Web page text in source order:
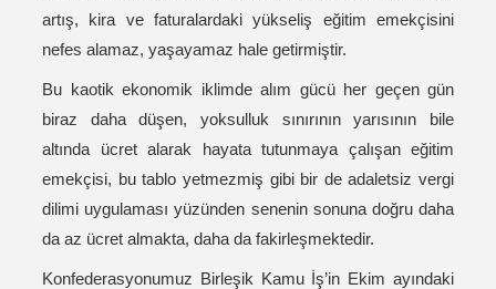
artış, kira ve faturalardaki yükseliş eğitim emekçisini
nefes alamaz, yaşayamaz hale getirmiştir.
Bu kaotik ekonomik iklimde alım gücü her geçen gün
biraz daha düşen, yoksulluk sınırının yarısının bile
altında ücret alarak hayata tutunmaya çalışan eğitim
emekçisi, bu tablo yetmezmiş gibi bir de adaletsiz vergi
dilimi uygulaması yüzünden senenin sonuna doğru daha
da az ücret almakta, daha da fakirleşmektedir.
Konfederasyonumuz Birleşik Kamu İş’in Ekim ayındaki